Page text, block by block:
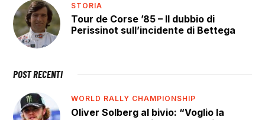
STORIA
Tour de Corse ’85 – Il dubbio di
Perissinot sull’incidente di Bettega
POST RECENTI
WORLD RALLY CHAMPIONSHIP
Oliver Solberg al bivio: “Voglio la